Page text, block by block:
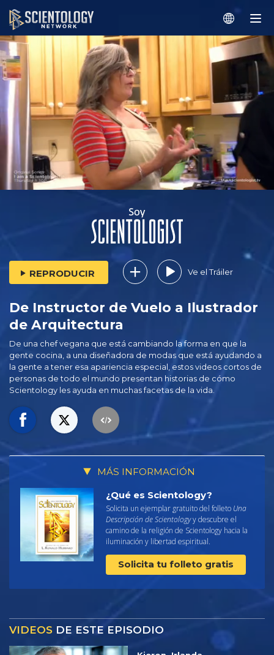
REPRODUCIR Ve el Tráiler
De Instructor de Vuelo a Ilustrador
de Arquitectura
De una chef vegana que está cambiando la forma en que la
gente cocina, a una diseñadora de modas que está ayudando a
la gente a tener esa apariencia especial, estos videos cortos de
personas de todo el mundo presentan historias de cómo
Scientology les ayuda en muchas facetas de la vida.
MÁS INFORMACIÓN
¿Qué es Scientology?
Solicita un ejemplar gratuito del folleto Una
Descripción de Scientologyy descubre el
camino de la religión de Scientology hacia la
iluminación y libertad espiritual.
Solicita tu folleto gratis
VIDEOS DE ESTE EPISODIO